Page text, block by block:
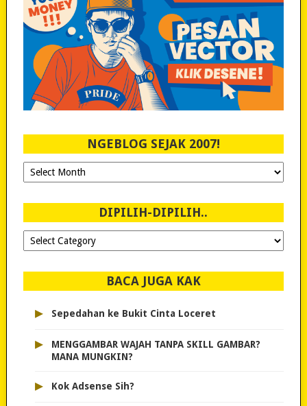
NGEBLOG SEJAK 2007!
Ngeblog
Sejak
DIPILIH-DIPILIH..
Dipilih-
dipilih..
BACA JUGA KAK
▸ Sepedahan ke Bukit Cinta Loceret
▸
MENGGAMBAR WAJAH TANPA SKILL GAMBAR?
MANA MUNGKIN?
▸ Kok Adsense Sih?